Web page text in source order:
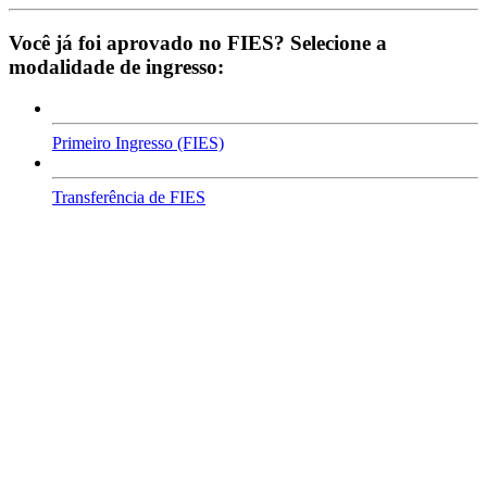
Você já foi aprovado no FIES? Selecione a
modalidade de ingresso:
Primeiro Ingresso (FIES)
Transferência de FIES